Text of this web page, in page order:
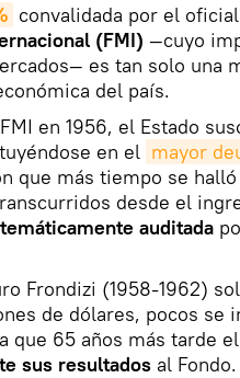
convalidada por el
(FMI) —cuyo
es tan solo una
del país.
en 1956, el Estado
en el mayor
que más tiempo se
desde el
auditada
Frondizi (1958-1962)
de dólares, pocos se
65 años más tarde
sus resultados al Fondo.